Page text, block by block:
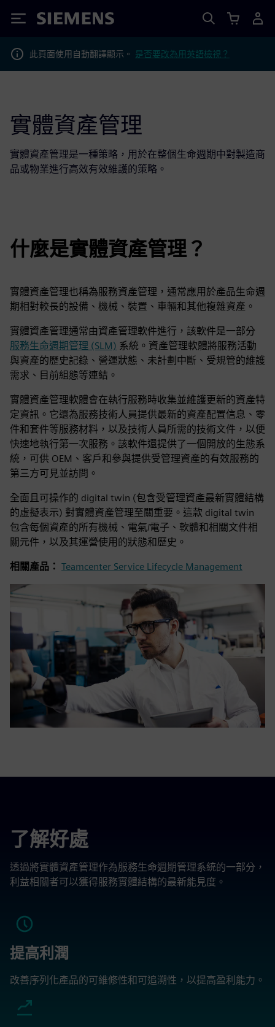
Siemens
此頁面使用自動翻譯顯示。 是否要改為用英語檢視？
實體資產管理
實體資產管理是一種策略，用於在整個生命週期中對製造商
品或物業進行高效有效維護的策略。
什麼是實體資產管理？
實體資產管理也稱為服務資產管理，通常應用於產品生命週
期相對較長的設備、機械、裝置、車輛和其他複雜資產。
實體資產管理通常由資產管理軟件進行，該軟件是一部分
服務生命週期管理 (SLM) 系統。資產管理軟體將服務活動
與資產的歷史記錄、營運狀態、未計劃中斷、受規管的維護
需求、目前組態等連結。
實體資產管理軟體會在執行服務時收集並維護更新的資產特
定資訊。它還為服務技術人員提供最新的資產配置信息、零
件和套件等服務材料，以及技術人員所需的技術文件，以便
快速地執行第一次服務。該軟件還提供了一個開放的生態系
統，可供 OEM、客戶和參與提供受管理資產的有效服務的
第三方可見並訪問。
全面且可操作的 digital twin (包含受管理資產最新實體結構
的虛擬表示) 對實體資產管理至關重要。這款 digital twin
包含每個資產的所有機械、電氣/電子、軟體和相關文件相
關元件，以及其運營使用的狀態和歷史。
相關產品： Teamcenter Service Lifecycle Management
了解好處
透過將實體資產管理作為服務生命週期管理系統的一部分，
利益相關者可以獲得服務實體結構的最新能見度。
提高利潤
改善序列化產品的可維修性和可追溯性，以提高盈利能力。